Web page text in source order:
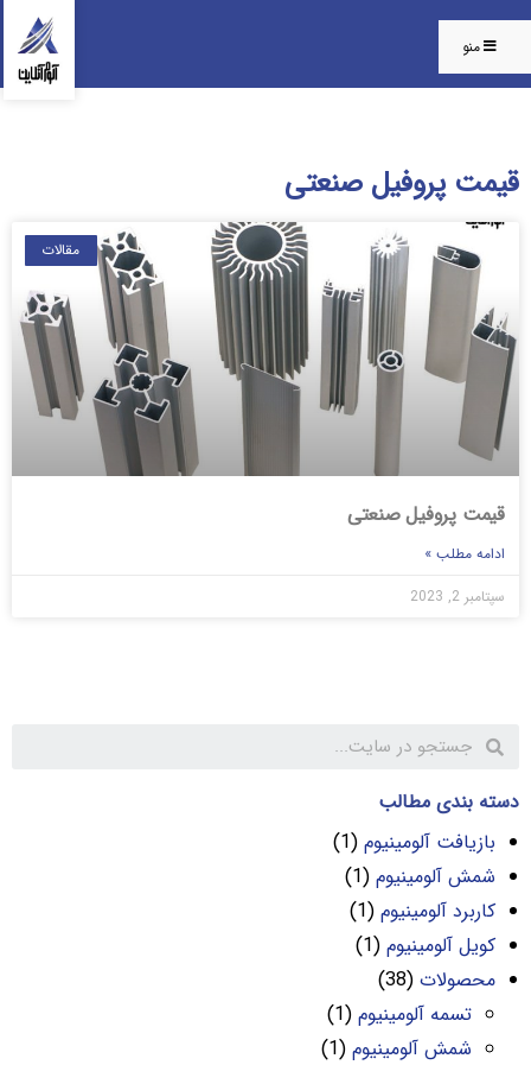
منو
قیمت پروفیل صنعتی
مقالات
قیمت پروفیل صنعتی
ادامه مطلب »
سپتامبر 2, 2023
دسته بندی مطالب
بازیافت آلومینیوم (1)
شمش آلومینیوم (1)
کاربرد آلومینیوم (1)
کویل آلومینیوم (1)
محصولات (38)
تسمه آلومینیوم (1)
شمش آلومینیوم (1)